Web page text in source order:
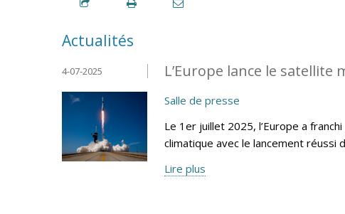
Actualités
L’Europe lance le
4-07-2025
Salle de presse
Le 1er juillet 2025, l’Europe a
climatique avec le lancement réussi
Lire plus